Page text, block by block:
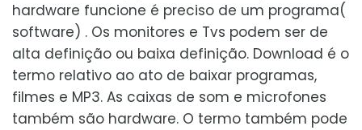
hardware funcione é preciso de um programa(
software) . Os monitores e Tvs podem ser de
alta definição ou baixa definição. Download é o
termo relativo ao ato de baixar programas,
filmes e MP3. As caixas de som e microfones
também são hardware. O termo também pode